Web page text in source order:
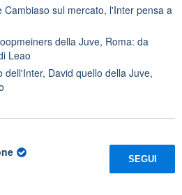
sul mercato, l'Inter pensa a
della Juve, Roma: da
Leao
dell'Inter, David quello della Juve,
SEGUI